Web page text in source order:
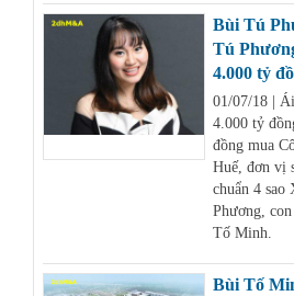
Bùi Tú
Tú
4.000 tỷ
01/07/18 |
4.000 tỷ
đồng mua
Huế, đơn vị
chuẩn 4
Phương,
Tố Minh.
Bùi Tố